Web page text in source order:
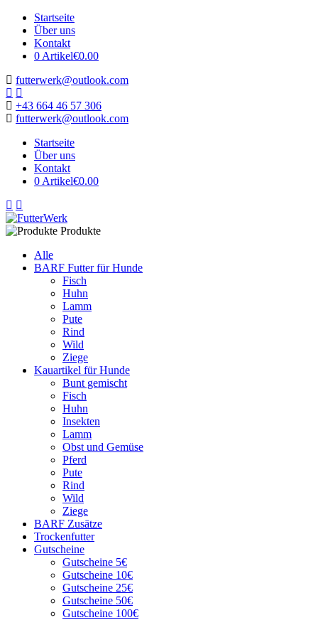
Startseite
Über uns
Kontakt
0 Artikel€0.00
futterwerk@outlook.com
+43 664 46 57 306
futterwerk@outlook.com
Startseite
Über uns
Kontakt
0 Artikel€0.00
Produkte
Alle
BARF Futter für Hunde
Fisch
Huhn
Lamm
Pute
Rind
Wild
Ziege
Kauartikel für Hunde
Bunt gemischt
Fisch
Huhn
Insekten
Lamm
Obst und Gemüse
Pferd
Pute
Rind
Wild
Ziege
BARF Zusätze
Trockenfutter
Gutscheine
Gutscheine 5€
Gutscheine 10€
Gutscheine 25€
Gutscheine 50€
Gutscheine 100€